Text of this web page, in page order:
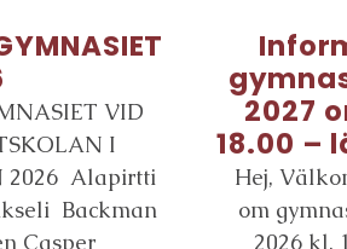
VID
I
2026 Alapirtti
Backman
Casper
2027
18.00 –
Hej,
om
2026 kl.